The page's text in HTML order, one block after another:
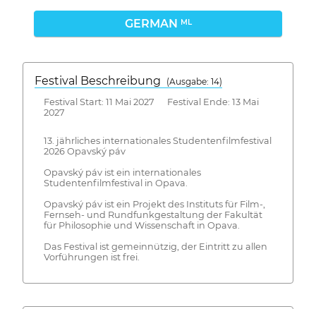
GERMAN ML
Festival Beschreibung
(Ausgabe: 14)
Festival Start: 11 Mai 2027 Festival Ende: 13 Mai
2027
13. jährliches internationales Studentenfilmfestival
2026 Opavský páv
Opavský páv ist ein internationales
Studentenfilmfestival in Opava.
Opavský páv ist ein Projekt des Instituts für Film-,
Fernseh- und Rundfunkgestaltung der Fakultät
für Philosophie und Wissenschaft in Opava.
Das Festival ist gemeinnützig, der Eintritt zu allen
Vorführungen ist frei.